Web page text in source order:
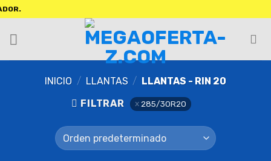
INICIO / LLANTAS / LLANTAS - RIN 20
FILTRAR
285/30R20